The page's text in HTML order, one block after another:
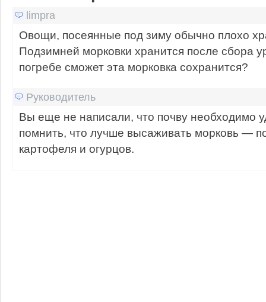
limpra
Овощи, посеянные под зиму обычно плохо
Подзимней морковки хранится после сбора
погребе сможет эта морковка сохранится?
Руководитель
Вы еще не написали, что почву необходимо
помнить, что лучше высаживать морковь —
картофеля и огурцов.